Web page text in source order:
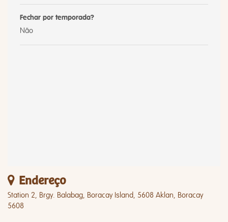
Fechar por temporada?
Não
Endereço
Station 2, Brgy. Balabag, Boracay Island, 5608 Aklan, Boracay
5608